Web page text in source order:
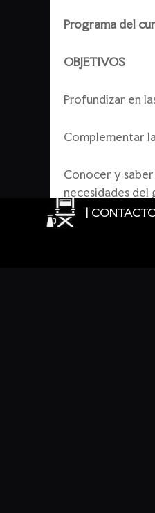
Programa del
OBJETIVOS
Profundizar en
Complementar
Conocer y
necesidades del
|